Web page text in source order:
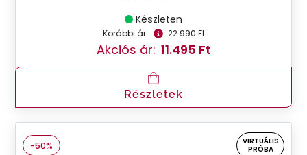
Készleten
Korábbi ár: 22.990 Ft
Akciós ár: 11.495 Ft
Részletek
-50%
VIRTUÁLIS
PRÓBA